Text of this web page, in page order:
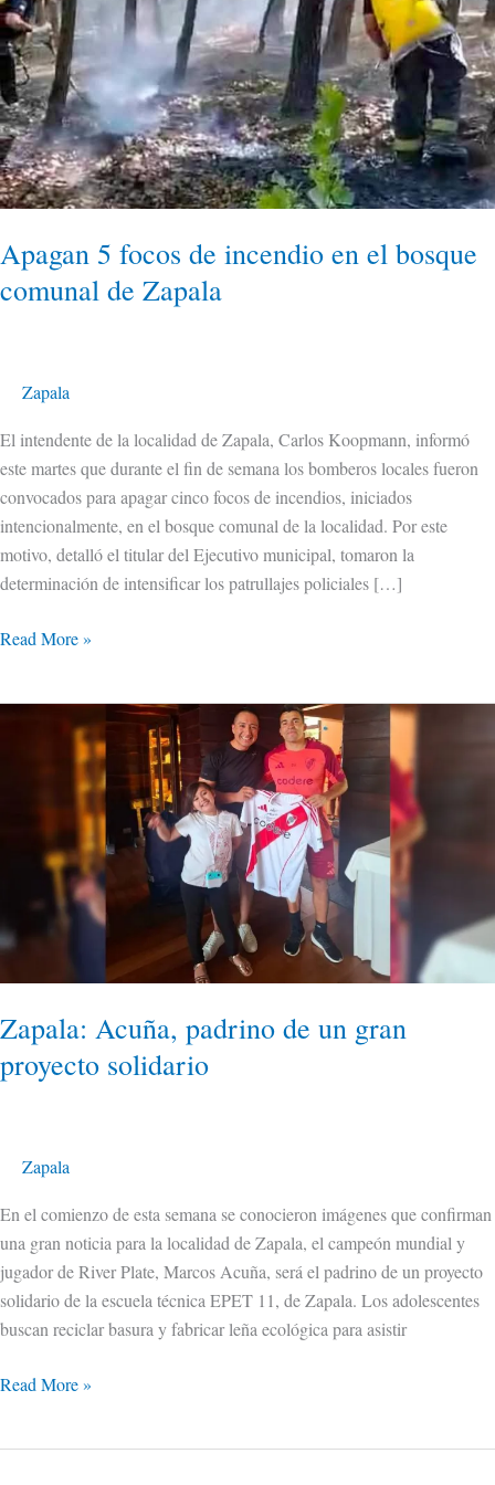
Apagan 5 focos de incendio en el bosque
comunal de Zapala
Zapala
El intendente de la localidad de Zapala, Carlos Koopmann, informó
este martes que durante el fin de semana los bomberos locales fueron
convocados para apagar cinco focos de incendios, iniciados
intencionalmente, en el bosque comunal de la localidad. Por este
motivo, detalló el titular del Ejecutivo municipal, tomaron la
determinación de intensificar los patrullajes policiales […]
incendio
en
bosque
comunal
de
Zapala
Read More »
Zapala: Acuña, padrino de un gran
proyecto solidario
Zapala
En el comienzo de esta semana se conocieron imágenes que confirman
una gran noticia para la localidad de Zapala, el campeón mundial y
jugador de River Plate, Marcos Acuña, será el padrino de un proyecto
solidario de la escuela técnica EPET 11, de Zapala. Los adolescentes
buscan reciclar basura y fabricar leña ecológica para asistir
proyecto
Read More »